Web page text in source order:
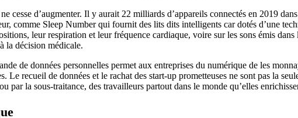
cesse d’augmenter. Il y aurait 22 milliards d’appareils connectés en 2019
comme Sleep Number qui fournit des lits dits intelligents car dotés d’une
leur respiration et leur fréquence cardiaque, voire sur les sons émis
la décision médicale.
de données personnelles permet aux entreprises du numérique de les
Le recueil de données et le rachat des start-up prometteuses ne sont pas la
par la sous-traitance, des travailleurs partout dans le monde qu’elles